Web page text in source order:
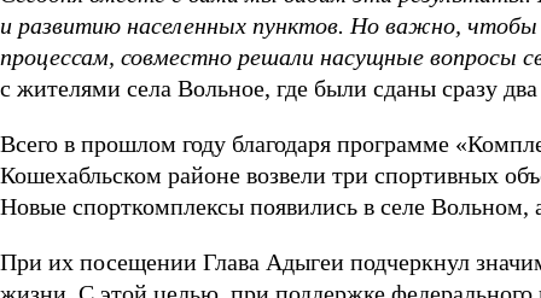
и развитию населенных пунктов. Но важно,
процессам, совместно решали насущные вопросы
с жителями села Вольное, где были сданы сразу
Всего в прошлом году благодаря программе
Кошехабльском районе возвели три спортивных
Новые спорткомплексы появились в селе Вольном,
При их посещении Глава Адыгеи подчеркнул